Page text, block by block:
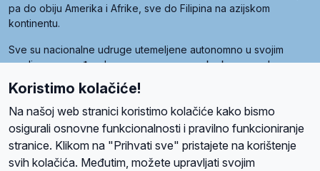
pa do obiju Amerika i Afrike, sve do Filipina na azijskom
kontinentu.
Sve su nacionalne udruge utemeljene autonomno u svojim
zemljama, a međusobna su povezane preko krovne udruge
pod nazivom Svjetska obitelj Radio Marije (World Family of
Radio Maria). Svjetsku obitelj utemeljilo je sedam članica, među
kojima je i hrvatska Udruga Radio Marija.
Koristimo kolačiće!
Na našoj web stranici koristimo kolačiće kako bismo
osigurali osnovne funkcionalnosti i pravilno funkcioniranje
stranice. Klikom na "Prihvati sve" pristajete na korištenje
svih kolačića. Međutim, možete upravljati svojim